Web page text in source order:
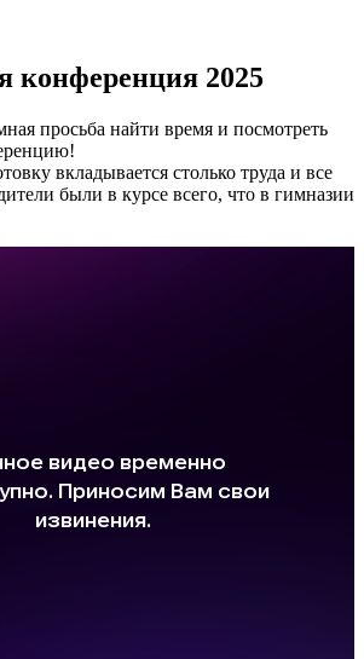
конференция 2025
просьба найти время и посмотреть
вкладывается столько труда и все
были в курсе всего, что в гимназии